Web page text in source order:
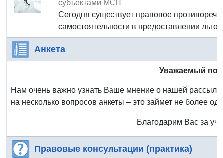
субъектами МСП
Сегодня существует правовое
самостоятельности в предоставлении
Анкета
Уважаемый
Нам очень важно узнать Ваше мнение о нашей
на несколько вопросов анкеты – это займет не более
Благодарим Вас за
Правовые консультации (практика)